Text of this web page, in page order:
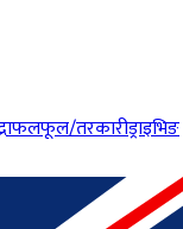
फलफूल/तरकारीड्राइभिङ